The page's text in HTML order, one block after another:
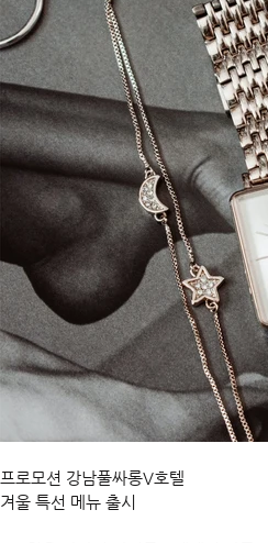
프로모션 강남풀싸롱V호텔
겨울 특선 메뉴 출시